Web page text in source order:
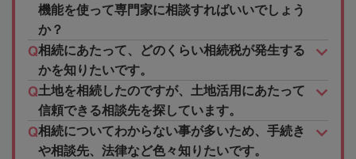
機能を使って専門家に相談すればいいでしょう
か？
相続にあたって、どのくらい相続税が発生する
かを知りたいです。
土地を相続したのですが、土地活用にあたって
信頼できる相談先を探しています。
相続についてわからない事が多いため、手続き
や相談先、法律など色々知りたいです。